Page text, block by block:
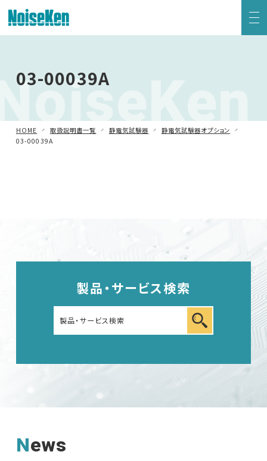
03-00039A
HOME 取扱説明書一覧 静電気試験器
静電気試験器オプション
03-00039A
製品・サービス検索
News
方形波インパルスノイズ試験器
減衰振動波試験器
車載用EMC試験器